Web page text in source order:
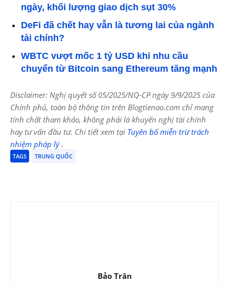
ngày, khối lượng giao dịch sụt 30%
DeFi đã chết hay vẫn là tương lai của ngành
tài chính?
WBTC vượt mốc 1 tỷ USD khi nhu cầu
chuyển từ Bitcoin sang Ethereum tăng mạnh
Disclaimer: Nghị quyết số 05/2025/NQ-CP ngày 9/9/2025 của
Chính phủ, toàn bộ thông tin trên Blogtienao.com chỉ mang
tính chất tham khảo, không phải là khuyến nghị tài chính
hay tư vấn đầu tư. Chi tiết xem tại Tuyên bố miễn trừ trách
nhiệm pháp lý.
TAGS TRUNG QUỐC
Bảo Trân